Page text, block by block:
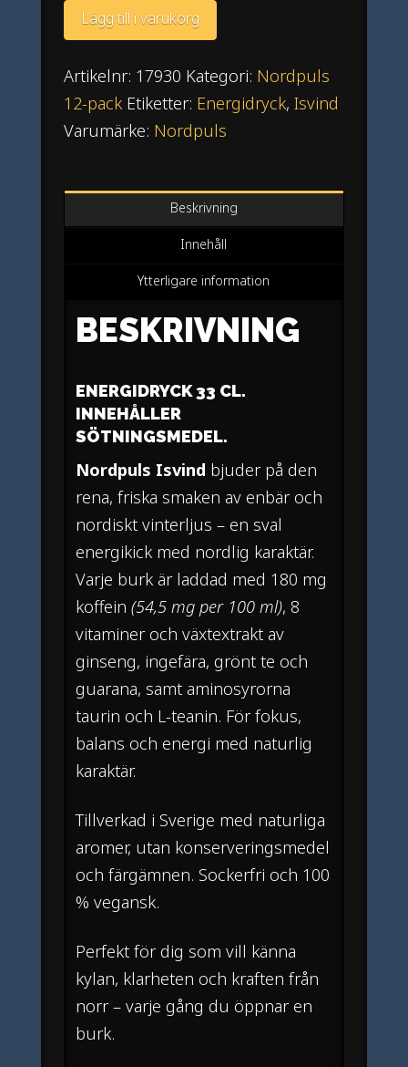
12-
pack
mängd
Lägg till i varukorg
Artikelnr: 17930 Kategori: Nordpuls
12-pack Etiketter: Energidryck, Isvind
Varumärke: Nordpuls
Beskrivning
Innehåll
Ytterligare information
BESKRIVNING
ENERGIDRYCK 33 CL.
INNEHÅLLER
SÖTNINGSMEDEL.
Nordpuls Isvind bjuder på den
rena, friska smaken av enbär och
nordiskt vinterljus – en sval
energikick med nordlig karaktär.
Varje burk är laddad med 180 mg
koffein(54,5 mg per 100 ml), 8
vitaminer och växtextrakt av
ginseng, ingefära, grönt te och
guarana, samt aminosyrorna
taurin och L-teanin. För fokus,
balans och energi med naturlig
karaktär.
Tillverkad i Sverige med naturliga
aromer, utan konserveringsmedel
och färgämnen. Sockerfri och 100
% vegansk.
Perfekt för dig som vill känna
kylan, klarheten och kraften från
norr – varje gång du öppnar en
burk.